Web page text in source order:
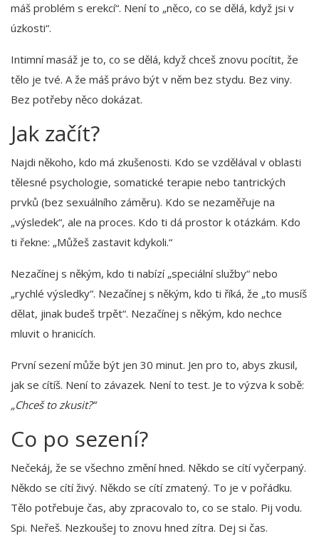
máš problém s erekcí“. Není to „něco, co se dělá, když jsi v
úzkosti“.
Intimní masáž je to, co se dělá, když chceš znovu pocítit, že
tělo je tvé. A že máš právo být v něm bez stydu. Bez viny.
Bez potřeby něco dokázat.
Jak začít?
Najdi někoho, kdo má zkušenosti. Kdo se vzdělával v oblasti
tělesné psychologie, somatické terapie nebo tantrických
prvků (bez sexuálního záměru). Kdo se nezaměřuje na
„výsledek“, ale na proces. Kdo ti dá prostor k otázkám. Kdo
ti řekne: „Můžeš zastavit kdykoli.“
Nezačínej s někým, kdo ti nabízí „speciální služby“ nebo
„rychlé výsledky“. Nezačínej s někým, kdo ti říká, že „to musíš
dělat, jinak budeš trpět“. Nezačínej s někým, kdo nechce
mluvit o hranicích.
První sezení může být jen 30 minut. Jen pro to, abys zkusil,
jak se cítíš. Není to závazek. Není to test. Je to výzva k sobě:
„Chceš to zkusit?“
Co po sezení?
Nečekáj, že se všechno změní hned. Někdo se cítí vyčerpaný.
Někdo se cítí živý. Někdo se cítí zmatený. To je v pořádku.
Tělo potřebuje čas, aby zpracovalo to, co se stalo. Pij vodu.
Spi. Neřeš. Nezkoušej to znovu hned zítra. Dej si čas.